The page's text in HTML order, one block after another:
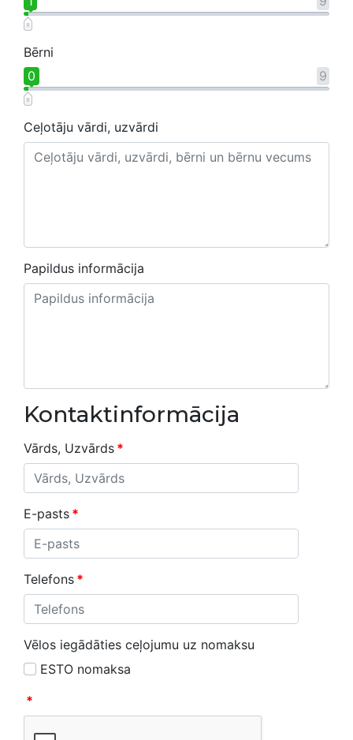
Bērni
9
0
Ceļotāju vārdi, uzvārdi
Papildus informācija
Kontaktinformācija
Vārds, Uzvārds *
E-pasts *
Telefons *
Vēlos iegādāties ceļojumu uz nomaksu
ESTO nomaksa
*